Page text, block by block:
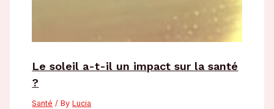
Le soleil a-t-il un impact sur la santé
?
Santé / ByLucia